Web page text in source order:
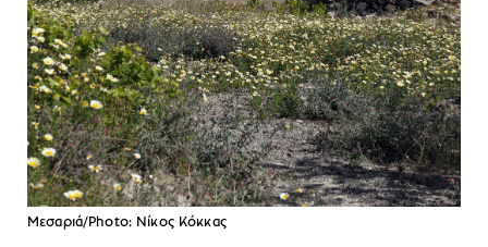
Μεσαριά/Photo: Νίκος Κόκκας